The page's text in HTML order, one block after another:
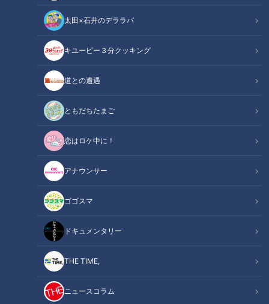
太田×石井のデララバ
キユーピー３分クッキング
道との遭遇
ともだちたまご
恋はロケ中に！
アナウンサー
ゴゴスマ
ドキュメンタリー
THE TIME,
ニュースコラム
ドキュメンタリー
長編ドキュメンタリー
日本のリーダー育成を掲げる中間一貫校、愛知の海陽学園に密
着しました。
文化祭の演劇もリーダーの資質を試す場というんですが、一体
どのようなものか見てきました。
2023年11月15日「チャント！」放送
この記事の画像を見る
この記事を見たあなたへのおすすめ